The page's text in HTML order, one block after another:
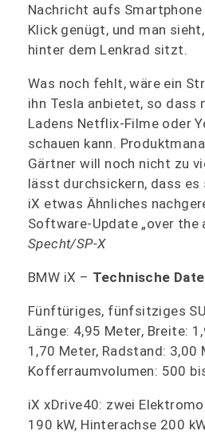
Nachricht aufs
Klick genügt, und man
hinter dem Lenkrad sitzt.
Was noch fehlt, wäre ein
ihn Tesla anbietet, so dass
Ladens Netflix-Filme oder
schauen kann.
Gärtner will noch nicht zu
lässt durchsickern, dass es
iX etwas Ähnliches
Software-Update „over the
Specht/SP-X
BMW iX – Technische
Fünftüriges, fünfsitziges
Länge: 4,95 Meter, Breite:
1,70 Meter, Radstand: 3,00
Kofferraumvolumen: 500
iX xDrive40: zwei
190 kW, Hinterachse 200